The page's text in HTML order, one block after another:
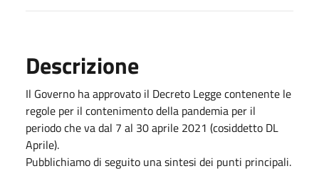
Descrizione
Il Governo ha approvato il Decreto Legge contenente le
regole per il contenimento della pandemia per il
periodo che va dal 7 al 30 aprile 2021 (cosiddetto DL
Aprile).
Pubblichiamo di seguito una sintesi dei punti principali.